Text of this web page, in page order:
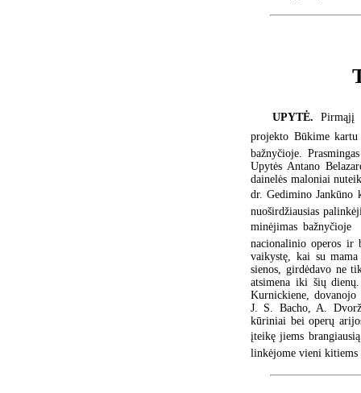
UPYTĖ. Pirmąjį
projekto Būkime
bažnyčioje.
Upytės Antano
dainelės maloniai
dr. Gedimino Jankūno
nuoširdžiausias
minėjimas bažnyčioje
nacionalinio operos ir
vaikystę, kai su
sienos, girdėdavo ne
atsimena iki šių
Kurnickiene,
J. S. Bacho, A.
kūriniai bei operų
įteikę jiems
linkėjome vieni